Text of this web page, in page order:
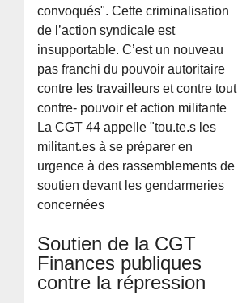
convoqués". Cette criminalisation
de l’action syndicale est
insupportable. C’est un nouveau
pas franchi du pouvoir autoritaire
contre les travailleurs et contre tout
contre- pouvoir et action militante
La CGT 44 appelle "tou.te.s les
militant.es à se préparer en
urgence à des rassemblements de
soutien devant les gendarmeries
concernées
Soutien de la CGT
Finances publiques
contre la répression